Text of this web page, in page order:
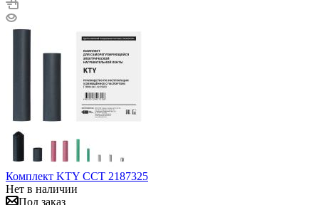
Комплект KTY ССТ 2187325
Нет в наличии
Под заказ